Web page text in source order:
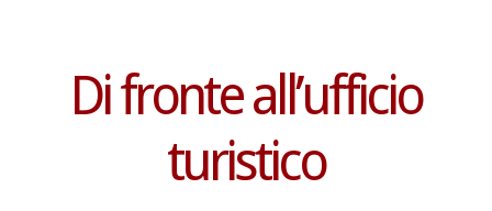
Di fronte all’ufficio
turistico